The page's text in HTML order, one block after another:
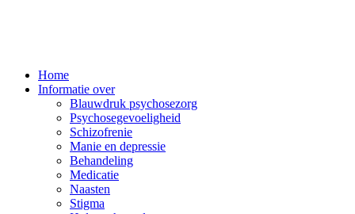
Main
Navigation
Home
Informatie over
Blauwdruk psychosezorg
Psychosegevoeligheid
Schizofrenie
Manie en depressie
Behandeling
Medicatie
Naasten
Stigma